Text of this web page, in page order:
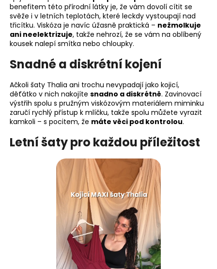
benefitem této přírodní látky je, že vám dovolí cítit se
svěže i v letních teplotách, které leckdy vystoupají nad
třicítku. Viskóza je navíc úžasně praktická – nežmolkuje
ani neelektrizuje, takže nehrozí, že se vám na oblíbený
kousek nalepí smítka nebo chloupky.
Snadné a diskrétní kojení
Ačkoli šaty Thalia ani trochu nevypadají jako kojicí,
děťátko v nich nakojíte snadno a diskrétně. Zavinovací
výstřih spolu s pružným viskózovým materiálem miminku
zaručí rychlý přístup k mlíčku, takže spolu můžete vyrazit
kamkoli – s pocitem, že máte věci pod kontrolou.
Letní šaty pro každou příležitost